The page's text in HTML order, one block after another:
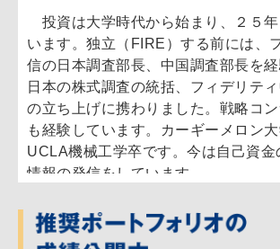
投資は大学時代から始まり、２５年
います。独立（FIRE）する前には、
信の日本調査部長、中国調査部長を
日本の株式調査の統括、フィデリテ
の立ち上げに携わりました。戦略コ
も経験しています。カーギーメロン大
UCLA機械工学卒です。今は自己資金
情報の発信をしています。
このニュースレター(メルマガ)では
界株の紹介をしたいと考えています。